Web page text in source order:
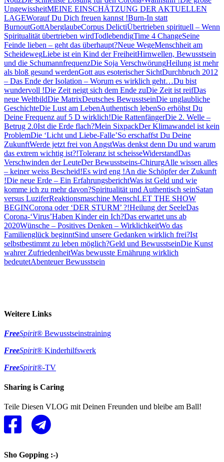
UngewissheitMEINE EINSCHÄTZUNG DER AKTUELLEN
LAGEWorauf Du Dich freuen kannst !Burn-In statt
BurnoutGottAberglaubeCorpus DelictiÜbertrieben spirituell – Wenn
Spiritualität übertrieben wirdTodlebendigTime 4 ChangeSeine
Feinde lieben – geht das überhaupt?Neue WegeMenschheit am
ScheidewegLiebe ist ein Kind der FreiheitHirnwellen, Bewusstsein
und die SchumannfrequenzDie Soja VerschwörungHeilung ist mehr
als bloß gesund werdenGott aus esoterischer SichtDurchbruch 2012
– Das Ende der Isolation – Worum es wirklich geht…Du bist
wundervoll !Die Zeit neigt sich dem Ende zuDie Zeit ist reifDas
neue WeltbildDie MatrixDeutsches BewusstseinDie unglaubliche
GeschichteDie Lust am LebenAuthentisch lebenSo erhöhst Du
Deine Frequenz auf 5 D wirklich!Die RattenfängerDie 2. Welle –
Betrug 2.0Ist die Erde flach?Mein SixpackDer Klimawandel ist kein
ProblemDie ‘Licht und Liebe-Falle’So erschaffst Du Deine
ZukunftWerde jetzt frei von AngstWas denkst denn Du und warum
das extrem wichtig ist?!Toleranz ist scheisseWiderstandDas
Verschwinden der LeuteDer Bewusstseins-ChirurgAlle wissen alles
– keiner weiss Bescheid!Es wird eng !An die Schöpfer der Zukunft
!Die neue Erde – Ein ErfahrungsberichtWas ist Geld und wie
komme ich zu mehr davon?Spiritualität und Authentisch seinSatan
versus LuziferReaktionsmaschine MenschLET THE SHOW
BEGINCorona oder ‘DER STURM’ ?!Heilung der SeeleDas
Corona-‘Virus’Haben Kinder ein Ich?Das erwartet uns ab
2020Wünsche – Positives Denken – WirklichkeitWo das
Familienglück beginntSind unsere Gedanken wirklich frei?Ist
selbstbestimmt zu leben möglich?Geld und BewusstseinDie Kunst
wahrer ZufriedenheitWas bewusste Ernährung wirklich
bedeutetAbenteuer Bewusstsein
Weitere Links
FreeSpirit® Bewusstseinstraining
FreeSpirit® Kinderhilfswerk
FreeSpirit®-TV
Sharing is Caring
Teile Diesen VLOG mit Deinen Freunden und bleibe am Ball!
Sho Gopping :-)